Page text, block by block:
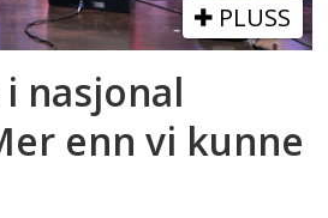
PLUSS
nasjonal
enn vi kunne